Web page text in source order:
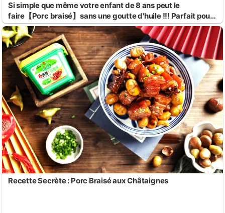
Si simple que même votre enfant de 8 ans peut le
faire【Porc braisé】sans une goutte d'huile !!! Parfait pour
un repas festif !
Recette Secrète : Porc Braisé aux Châtaignes